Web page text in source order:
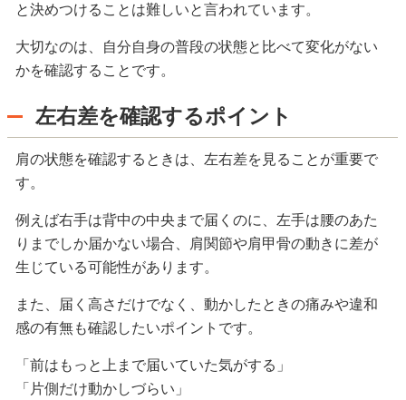
と決めつけることは難しいと言われています。
大切なのは、自分自身の普段の状態と比べて変化がない
かを確認することです。
左右差を確認するポイント
肩の状態を確認するときは、左右差を見ることが重要で
す。
例えば右手は背中の中央まで届くのに、左手は腰のあた
りまでしか届かない場合、肩関節や肩甲骨の動きに差が
生じている可能性があります。
また、届く高さだけでなく、動かしたときの痛みや違和
感の有無も確認したいポイントです。
「前はもっと上まで届いていた気がする」
「片側だけ動かしづらい」